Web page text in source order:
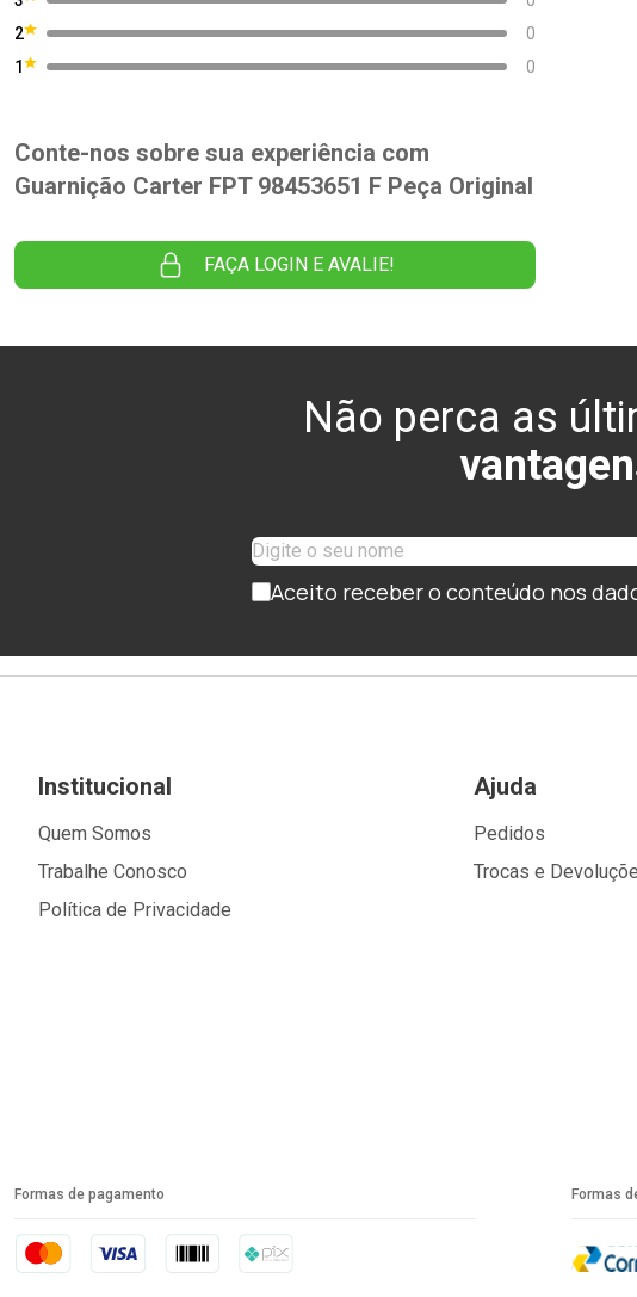
2
0
1
0
Conte-nos sobre sua experiência com
Guarnição Carter FPT 98453651 F Peça Original
FAÇA LOGIN E AVALIE!
Não perca as
Aceito receber o conteúdo nos
Institucional
Quem Somos
Trabalhe Conosco
Política de Privacidade
Ajuda
Pedidos
Trocas e
Formas de pagamento Formas